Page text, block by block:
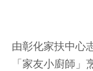
由彰化家扶中心
「家友小廚師